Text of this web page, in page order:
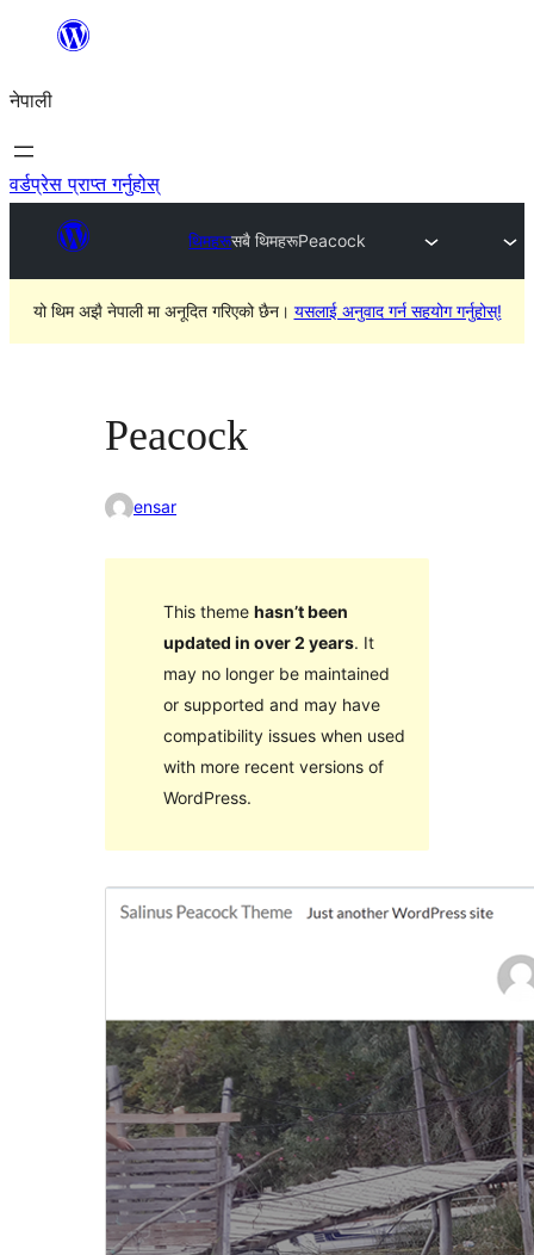
सामग्रीमा
नेपाली
वर्डप्रेस प्राप्त गर्नुहोस्
थिमहरूसबै थिमहरूPeacock
यो थिम अझै नेपाली मा अनूदित गरिएको छैन। यसलाई अनुवाद गर्न सहयोग गर्नुहोस्!
Peacock
ensar
This theme hasn’t been
updated in over 2 years. It
may no longer be maintained
or supported and may have
compatibility issues when used
with more recent versions of
WordPress.